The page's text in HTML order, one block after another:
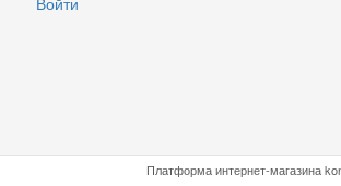
Платформа интернет-магазина